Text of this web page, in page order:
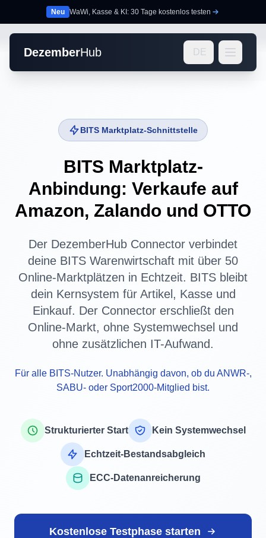
Neu WaWi, Kasse & KI: 30 Tage kostenlos testen
DezemberHub DE
BITS Marktplatz-Schnittstelle
BITS Marktplatz-
Anbindung: Verkaufe auf
Amazon, Zalando und OTTO
Der DezemberHub Connector verbindet
deine BITS Warenwirtschaft mit über 50
Online-Marktplätzen in Echtzeit. BITS bleibt
dein Kernsystem für Artikel, Kasse und
Einkauf. Der Connector erschließt den
Online-Markt, ohne Systemwechsel und
ohne zusätzlichen IT-Aufwand.
Für alle BITS-Nutzer. Unabhängig davon, ob du ANWR-,
SABU- oder Sport2000-Mitglied bist.
Strukturierter Start Kein Systemwechsel
Echtzeit-Bestandsabgleich
ECC-Datenanreicherung
Kostenlose Testphase starten